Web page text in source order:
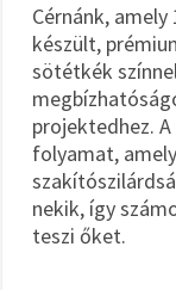
Cérnánk,
készült,
sötétkék
projektedhez.
folyamat,
nekik, így
teszi őket.